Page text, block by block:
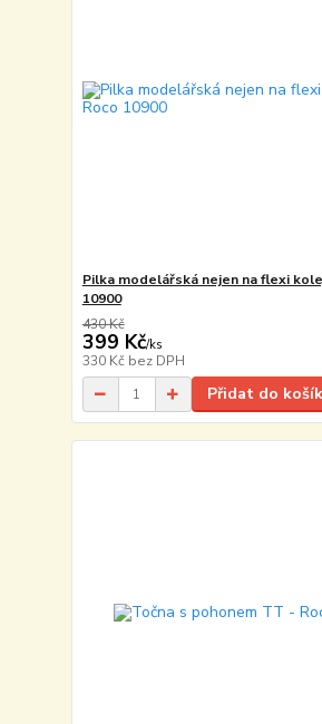
Pilka modelářská nejen na flexi
10900
430 Kč
399 Kč/ks
330 Kč bez DPH
Přidat do